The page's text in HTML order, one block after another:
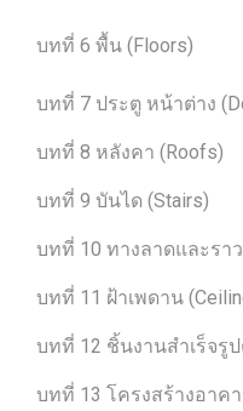
บทที่ 6 พื้น (Floors)
บทที่ 7 ประตู หน้าต่าง
บทที่ 8 หลังคา (Roofs)
บทที่ 9 บันได (Stairs)
บทที่ 10 ทางลาดและรา
บทที่ 11 ฝ้าเพดาน
บทที่ 12 ชิ้นงานสำเร็จรู
บทที่ 13 โครงสร้างอาคา